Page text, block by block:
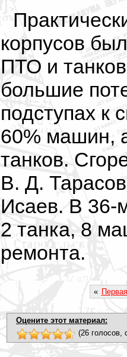
корпусов
ПТО и
большие
подступах к
60% машин,
танков.
В. Д.
Исаев. В 36-
2 танка, 8
ремонта.
« Первая
Оцените этот материал:
(26 голосов,